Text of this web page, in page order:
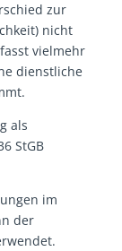
zur
nicht
vielmehr
dienstliche
als
StGB
im
der